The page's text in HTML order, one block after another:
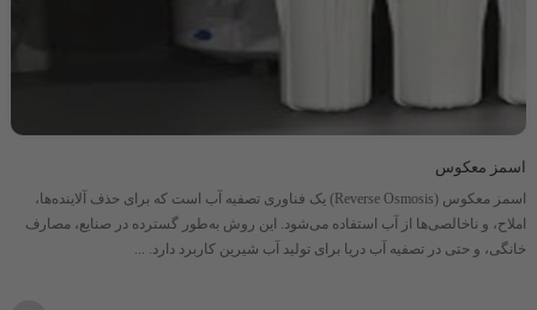
اسمز معکوس
اسمز معکوس (Reverse Osmosis) یک فناوری تصفیه آب است که برای حذف آلاینده‌ها،
املاح، و ناخالصی‌ها از آب استفاده می‌شود. این روش به‌طور گسترده در صنایع، مصارف
خانگی، و حتی در تصفیه آب دریا برای تولید آب شیرین کاربرد دارد. ...